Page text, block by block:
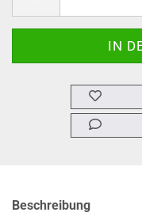
Beschreibung